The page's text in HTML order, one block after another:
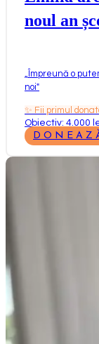
noul an
Împreună o
noi"
✨ Fii primul
Obiectiv: 4.000